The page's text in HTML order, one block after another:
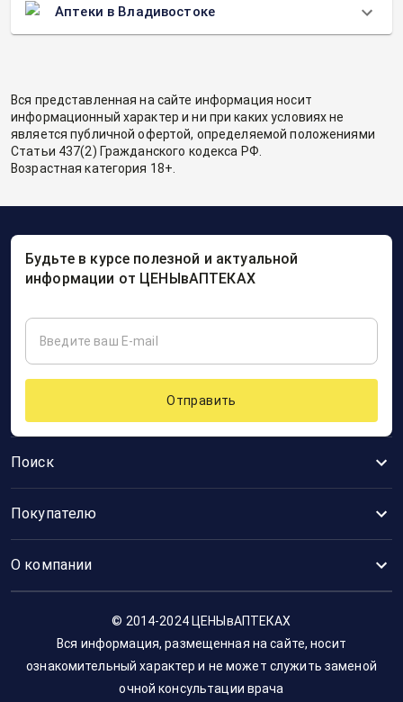
Аптеки в Владивостоке
Вся представленная на сайте информация носит
информационный характер и ни при каких условиях не
является публичной офертой, определяемой положениями
Статьи 437(2) Гражданского кодекса РФ.
Возрастная категория 18+.
Поиск
Покупателю
О компании
Будьте в курсе полезной и актуальной
информации от ЦЕНЫвАПТЕКАХ
Отправить
© 2014-2024 ЦЕНЫвАПТЕКАХ
Вся информация, размещенная на сайте, носит
ознакомительный характер и не может служить заменой
очной консультации врача